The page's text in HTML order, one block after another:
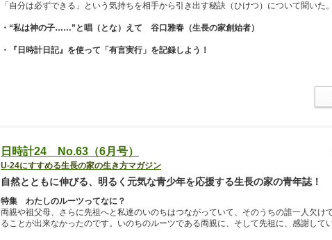
「自分は必ずできる」という気持ちを相手から引き出す秘訣（ひけつ）について聞いた。
・“私は神の子……”と唱（とな）えて 谷口雅春（生長の家創始者）
・『日時計日記』を使って「有言実行」を記録しよう！
日時計24 No.63（6月号）
U-24にすすめる生長の家の生き方マガジン
自然とともに伸びる、明るく元気な青少年を応援する生長の家の青年誌！
特集 わたしのルーツってなに？
両親や祖父母、さらに先祖へと私達のいのちはつながっていて、そのうちの誰一人欠け
ることが出来なかったのです。いのちのルーツである両親に、そして先祖に、感謝して